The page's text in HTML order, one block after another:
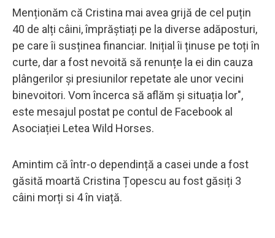
Menționăm că Cristina mai avea grijă de cel puțin
40 de alți câini, împrăștiați pe la diverse adăposturi,
pe care îi susținea financiar. Inițial îi ținuse pe toți în
curte, dar a fost nevoită să renunțe la ei din cauza
plângerilor și presiunilor repetate ale unor vecini
binevoitori. Vom încerca să aflăm și situația lor",
este mesajul postat pe contul de Facebook al
Asociației Letea Wild Horses.
Amintim că într-o dependință a casei unde a fost
găsită moartă Cristina Țopescu au fost găsiți 3
câini morți si 4 în viață.